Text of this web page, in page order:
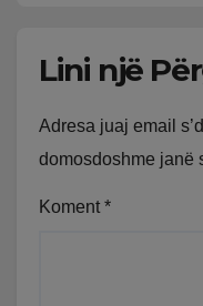
Lini një
Adresa juaj email
domosdoshme janë
Koment *